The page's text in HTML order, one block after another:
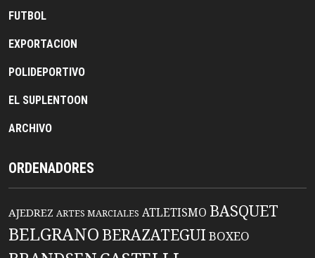
FUTBOL
EXPORTACION
POLIDEPORTIVO
EL SUPLENTOON
ARCHIVO
ORDENADORES
AJEDREZ ARTES MARCIALES ATLETISMO BASQUET
BELGRANO BERAZATEGUIBOXEO